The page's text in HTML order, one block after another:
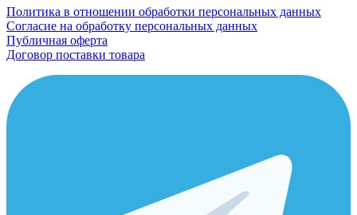
Политика в отношении обработки персональных данных
Согласие на обработку персональных данных
Публичная оферта
Договор поставки товара